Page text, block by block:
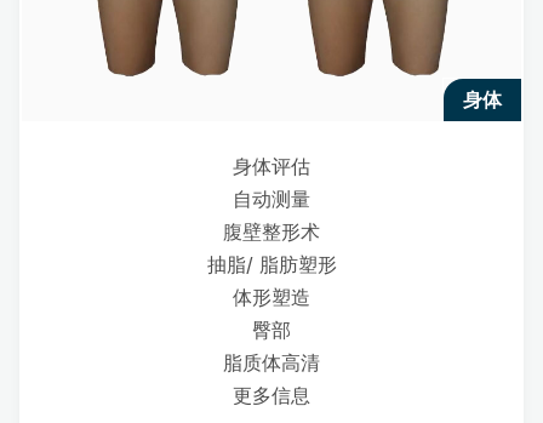
身体
身体评估
自动测量
腹壁整形术
抽脂/ 脂肪塑形
体形塑造
臀部
脂质体高清
更多信息